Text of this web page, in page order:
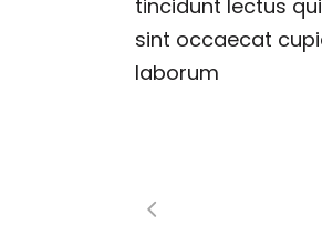
tincidunt lectus
sint occaecat
laborum